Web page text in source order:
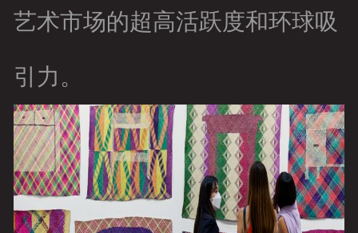
艺术市场的超高活跃度和环球吸
引力。